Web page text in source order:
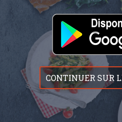
CONTINUER SUR